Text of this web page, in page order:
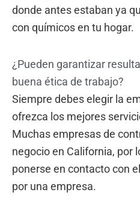
donde antes estaban ya
con químicos en tu hogar.
¿Pueden garantizar
buena ética de trabajo?
Siempre debes elegir la
ofrezca los mejores
Muchas empresas de
negocio en California, por
ponerse en contacto con
por una empresa.